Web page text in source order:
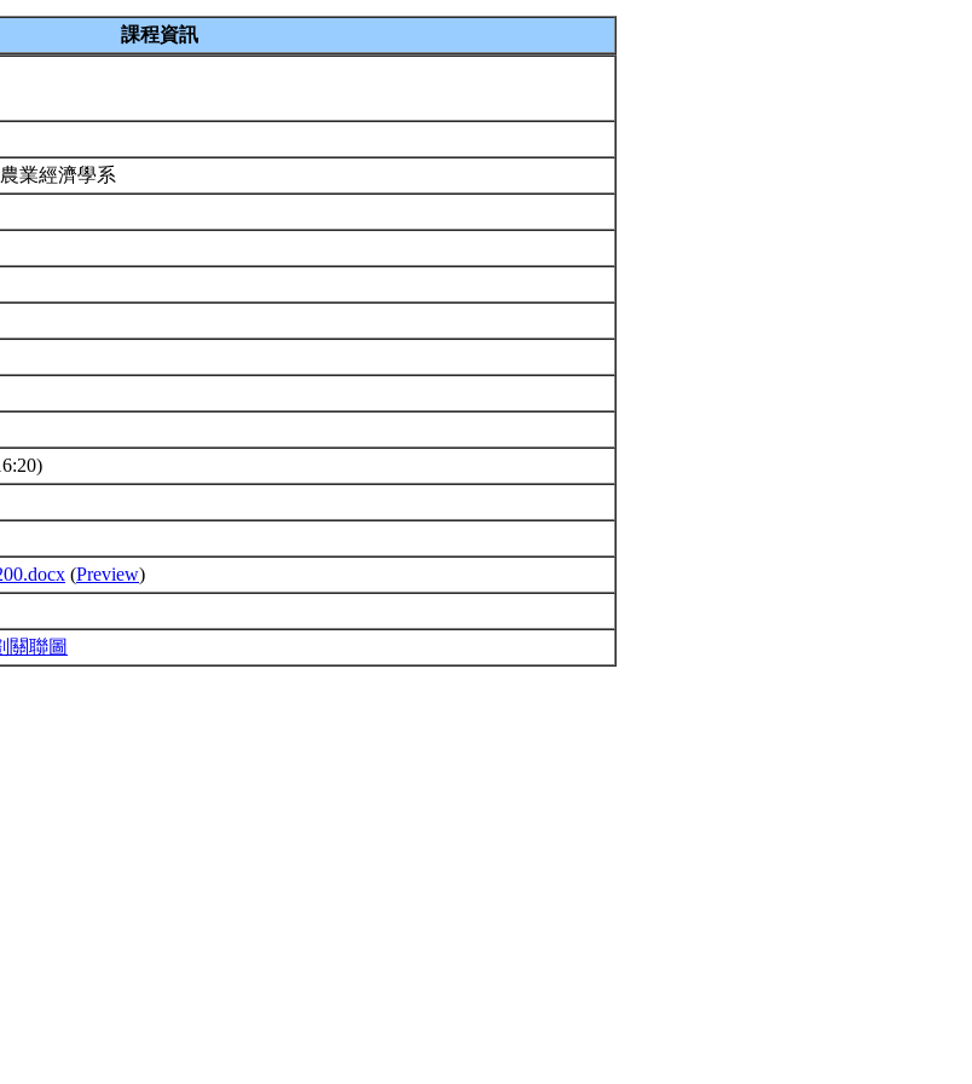
課程資訊
業經濟學系
(Preview)
關聯圖